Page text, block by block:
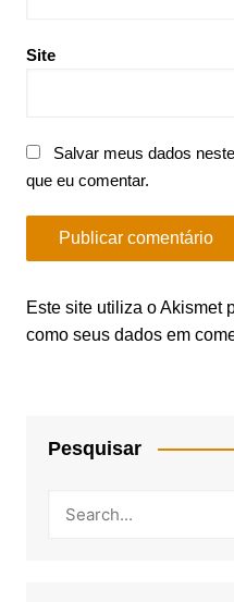
Site
Salvar meus dados
que eu comentar.
Este site utiliza o Akismet
como seus dados em
Pesquisar